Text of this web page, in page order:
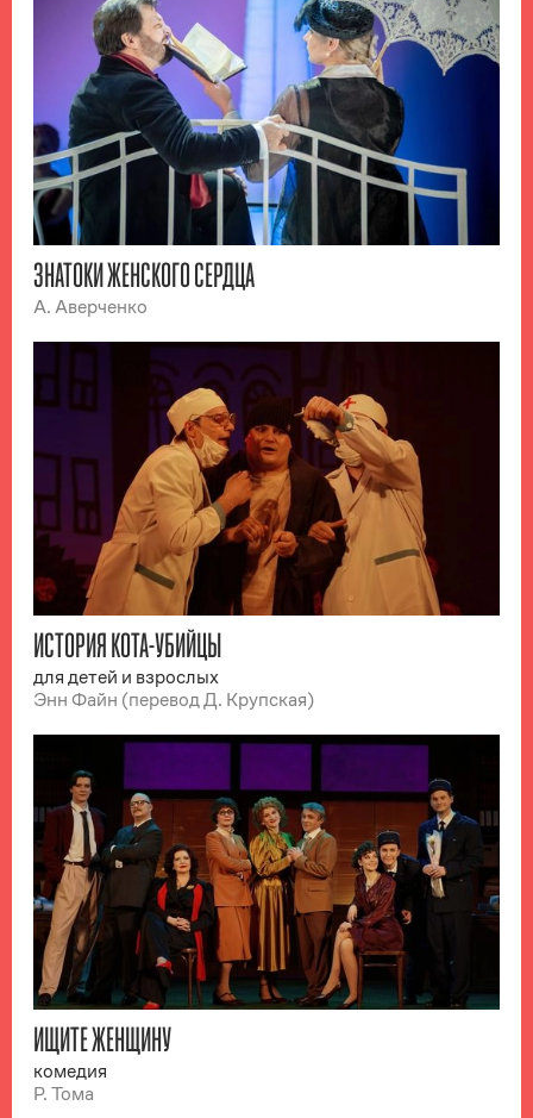
ЗНАТОКИ ЖЕНСКОГО СЕРДЦА
А. Аверченко
ИСТОРИЯ КОТА-УБИЙЦЫ
для детей и взрослых
Энн Файн (перевод Д. Крупская)
ИЩИТЕ ЖЕНЩИНУ
комедия
Р. Тома